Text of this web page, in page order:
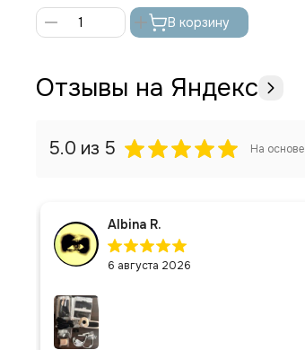
В корзину
Отзывы на Яндекс
5.0 из 5 На основе
Albina R.
6 августа 2026